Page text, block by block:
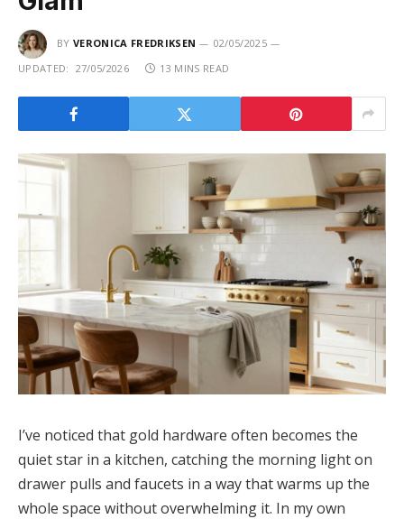
BY VERONICA FREDRIKSEN
02/05/2025
UPDATED: 27/05/2026 13 MINS READ
I’ve noticed that gold hardware often becomes the
quiet star in a kitchen, catching the morning light on
drawer pulls and faucets in a way that warms up the
whole space without overwhelming it. In my own